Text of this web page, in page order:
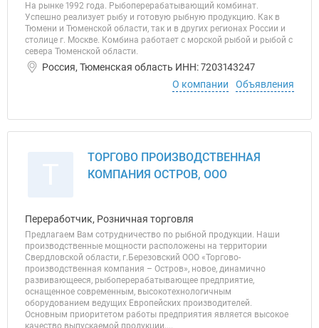
На рынке 1992 года. Рыбоперерабатывающий комбинат.
Успешно реализует рыбу и готовую рыбную продукцию. Как в
Тюмени и Тюменской области, так и в других регионах России и
столице г. Москве. Комбина работает с морской рыбой и рыбой с
севера Тюменской области.
Россия, Тюменская область ИНН: 7203143247
О компании
Объявления
ТОРГОВО ПРОИЗВОДСТВЕННАЯ
КОМПАНИЯ ОСТРОВ, ООО
Переработчик, Розничная торговля
Предлагаем Вам сотрудничество по рыбной продукции. Наши
производственные мощности расположены на территории
Свердловской области, г.Березовский ООО «Торгово-
производственная компания – Остров», новое, динамично
развивающееся, рыбоперерабатывающее предприятие,
оснащенное современным, высокотехнологичным
оборудованием ведущих Европейских производителей.
Основным приоритетом работы предприятия является высокое
качество выпускаемой продукции....